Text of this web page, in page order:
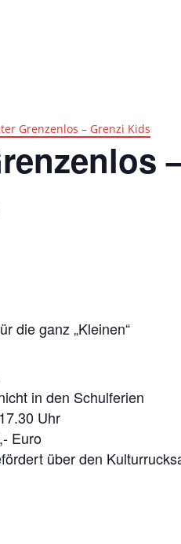
Grenzenlos – Grenzi Kids
die ganz „Kleinen“
in den Schulferien
Uhr
Euro
über den